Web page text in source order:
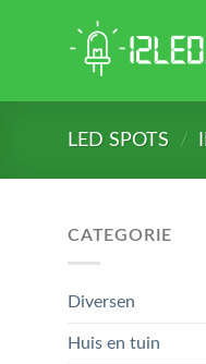
LED SPOTS /
CATEGORIE
Diversen
Huis en tuin